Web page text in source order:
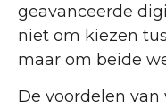
geavanceerde
niet om kiezen
maar om beide
De voordelen